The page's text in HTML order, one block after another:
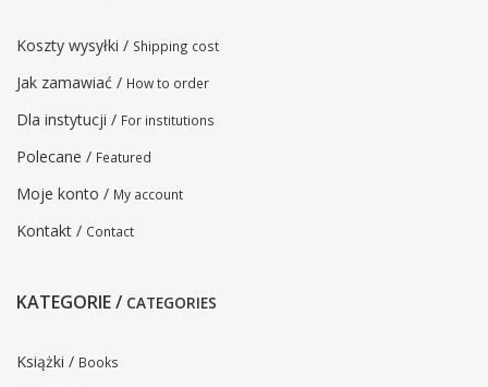
Koszty wysyłki / Shipping cost
Jak zamawiać / How to order
Dla instytucji / For institutions
Polecane / Featured
Moje konto / My account
Kontakt / Contact
KATEGORIE / CATEGORIES
Książki / Books